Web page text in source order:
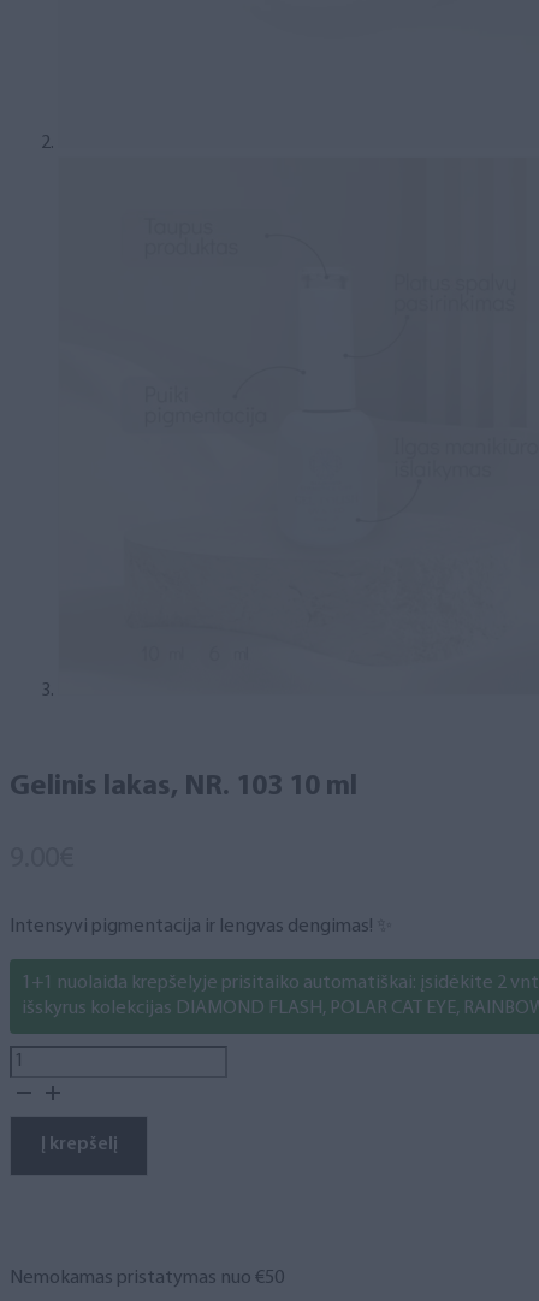
Gelinis lakas, NR. 103 10 ml
Intensyvi pigmentacija ir lengvas dengimas! ✨
1+1 nuolaida krepšelyje prisitaiko automatiškai: įsidėkite 2
išskyrus kolekcijas DIAMOND FLASH, POLAR CAT EYE,
produkto
kiekis:
lakas,
Į krepšelį
Nemokamas pristatymas nuo €50